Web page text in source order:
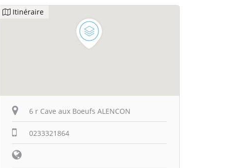
Itinéraire
6 r Cave aux Boeufs ALENCON
0233321864